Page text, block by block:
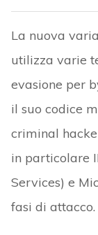
La nuova
utilizza varie
evasione per
il suo codice
criminal
in particolare
Services) e
fasi di attacco.